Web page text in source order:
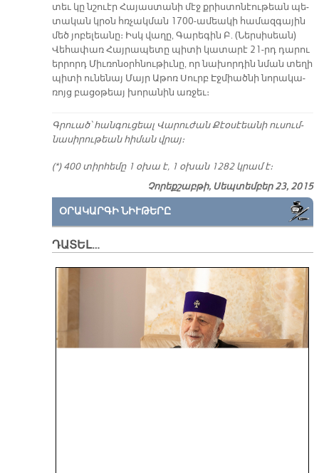
տեւ կը նշուէր Հա­յաս­տա­նի մէջ քրիս­տո­նէու­թեան պե­
տա­կան կրօն հռչակ­ման 1700-ա­մեա­կի հա­մազ­գա­յին
մեծ յո­բե­լեա­նը։ Իսկ վա­ղը, Գա­րե­գին Բ. (Ներ­սի­սեան)
Վե­հա­փառ Հայ­րա­պե­տը պի­տի կա­տա­րէ 21-րդ դա­րու
եր­րորդ Միւ­ռո­նօրհ­նու­թիւ­նը, որ նա­խոր­դին նման տե­ղի
պի­տի ու­նե­նայ Մայր Ա­թոռ Սուրբ Էջ­միած­նի նո­րա­կա­
ռոյց բա­ցօ­թեայ խո­րա­նին առ­ջեւ։
Գրուած՝ հանգուցեալ Վա­րու­ժան Քէօ­սէեա­նի ու­սում­
նա­սի­րու­թեան հի­ման վրայ։
(*) 400 տիր­հե­մը 1 օ­խա է, 1 օ­խան 1282 կրամ է։
Չորեքշաբթի, Սեպտեմբեր 23, 2015
ՕՐԱԿԱՐԳԻ ՆԻՒԹԵՐԸ
ԴԱՏԵԼ…